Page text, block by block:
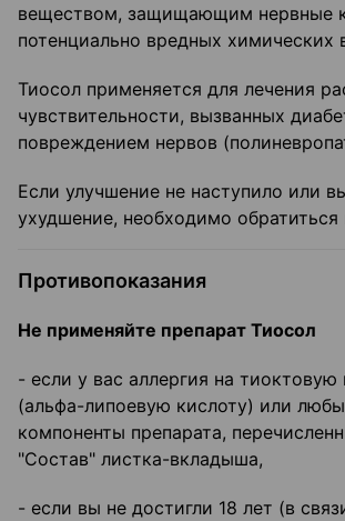
веществом, защищающим нервные
потенциально вредных химических
Тиосол применяется для лечения
чувствительности, вызванных
повреждением нервов
Если улучшение не наступило или
ухудшение, необходимо обратиться
Противопоказания
Не применяйте препарат Тиосол
- если у вас аллергия на тиоктовую
(альфа-липоевую кислоту) или
компоненты препарата,
"Состав" листка-вкладыша,
- если вы не достигли 18 лет (в